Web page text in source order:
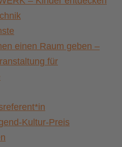
einen Raum geben –
für
Kultur-Preis